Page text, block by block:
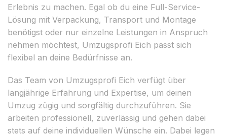
Erlebnis zu machen. Egal ob du eine Full-Service-
Lösung mit Verpackung, Transport und Montage
benötigst oder nur einzelne Leistungen in Anspruch
nehmen möchtest, Umzugsprofi Eich passt sich
flexibel an deine Bedürfnisse an.
Das Team von Umzugsprofi Eich verfügt über
langjährige Erfahrung und Expertise, um deinen
Umzug zügig und sorgfältig durchzuführen. Sie
arbeiten professionell, zuverlässig und gehen dabei
stets auf deine individuellen Wünsche ein. Dabei legen